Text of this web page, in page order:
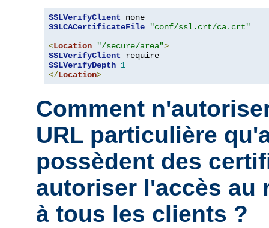
SSLVerifyClient
SSLCACertificateFile
"conf/ssl.crt/ca.crt"
<Location "/secure/area">
SSLVerifyClient
SSLVerifyDepth 1
</Location>
Comment
URL particulière
possèdent des
autoriser l'accès au
à tous les clients ?